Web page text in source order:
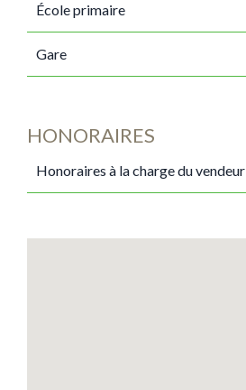
École primaire
Gare
HONORAIRES
Honoraires à la charge du vendeur